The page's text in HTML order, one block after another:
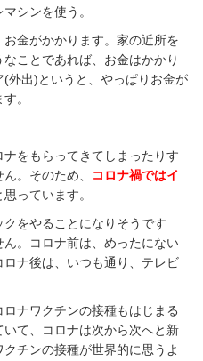
シンを使う。
金がかかります。家の近所を
ことであれば、お金はかかり
外出)というと、やっぱりお金が
。
をもらってきてしまったりす
。そのため、
コロナ禍ではイ
思っています。
をやることになりそうです
。コロナ前は、めったにない
ナ後は、いつも通り、テレビ
ナワクチンの接種もはじまる
て、コロナは次から次へと新
チンの接種が世界的に思うよ